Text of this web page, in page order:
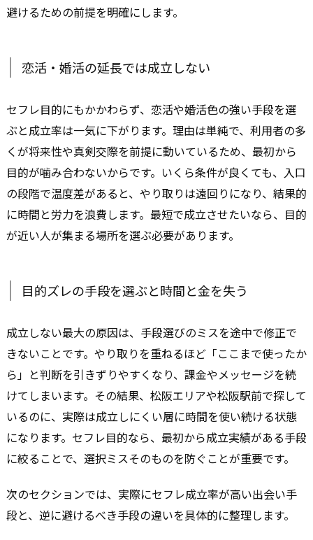
避けるための前提を明確にします。
恋活・婚活の延長では成立しない
セフレ目的にもかかわらず、恋活や婚活色の強い手段を選
ぶと成立率は一気に下がります。理由は単純で、利用者の多
くが将来性や真剣交際を前提に動いているため、最初から
目的が噛み合わないからです。いくら条件が良くても、入口
の段階で温度差があると、やり取りは遠回りになり、結果的
に時間と労力を浪費します。最短で成立させたいなら、目的
が近い人が集まる場所を選ぶ必要があります。
目的ズレの手段を選ぶと時間と金を失う
成立しない最大の原因は、手段選びのミスを途中で修正で
きないことです。やり取りを重ねるほど「ここまで使ったか
ら」と判断を引きずりやすくなり、課金やメッセージを続
けてしまいます。その結果、松阪エリアや松阪駅前で探して
いるのに、実際は成立しにくい層に時間を使い続ける状態
になります。セフレ目的なら、最初から成立実績がある手段
に絞ることで、選択ミスそのものを防ぐことが重要です。
次のセクションでは、実際にセフレ成立率が高い出会い手
段と、逆に避けるべき手段の違いを具体的に整理します。